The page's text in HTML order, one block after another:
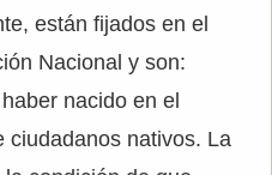
están fijados en el
Nacional y son:
nacido en el
ciudadanos nativos. La